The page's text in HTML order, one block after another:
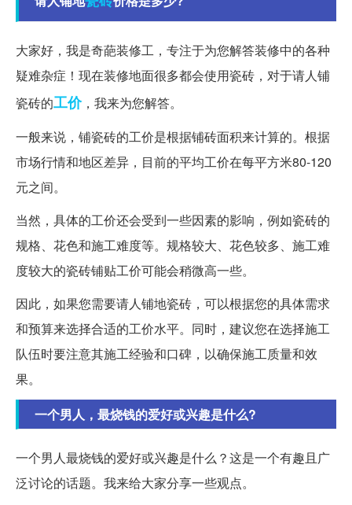
大家好，我是奇葩装修工，专注于为您解答装修中的各种
疑难杂症！现在装修地面很多都会使用瓷砖，对于请人铺
瓷砖的工价，我来为您解答。
一般来说，铺瓷砖的工价是根据铺砖面积来计算的。根据
市场行情和地区差异，目前的平均工价在每平方米80-120
元之间。
当然，具体的工价还会受到一些因素的影响，例如瓷砖的
规格、花色和施工难度等。规格较大、花色较多、施工难
度较大的瓷砖铺贴工价可能会稍微高一些。
因此，如果您需要请人铺地瓷砖，可以根据您的具体需求
和预算来选择合适的工价水平。同时，建议您在选择施工
队伍时要注意其施工经验和口碑，以确保施工质量和效
果。
一个男人，最烧钱的爱好或兴趣是什么?
一个男人最烧钱的爱好或兴趣是什么？这是一个有趣且广
泛讨论的话题。我来给大家分享一些观点。